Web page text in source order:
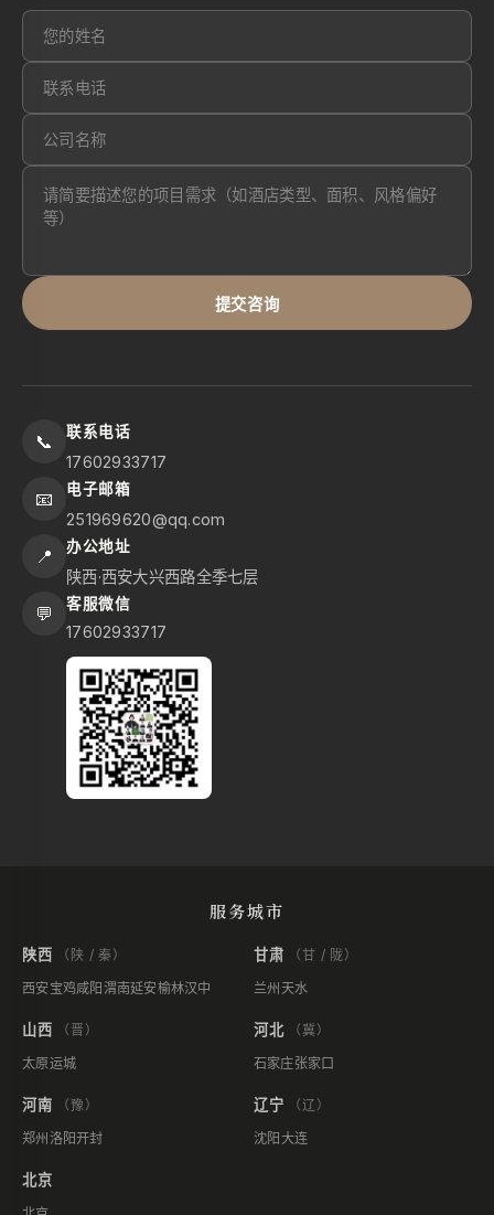
提交咨询
📞 联系电话
17602933717
📧 电子邮箱
251969620@qq.com
📍 办公地址
陕西·西安大兴西路全季七层
💬 客服微信
17602933717
服务城市
陕西
（陕 / 秦）
西安宝鸡咸阳 渭南延安榆林汉中
甘肃
（甘 / 陇）
兰州 天水
山西
（晋）
太原运城
河北
（冀）
石家庄张家口
河南
（豫）
郑州 洛阳开封
辽宁
（辽）
沈阳 大连
北京